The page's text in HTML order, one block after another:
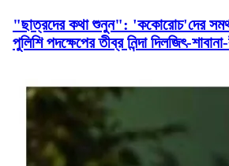
"ছাত্রদের কথা শুনুন": 'ককোরোচ'দের
পুলিশি পদক্ষেপের তীব্র নিন্দা দিলজিৎ-